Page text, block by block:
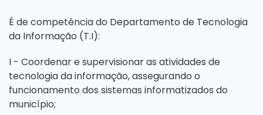
É de competência do Departamento de Tecnologia
da Informação (T.I):
I - Coordenar e supervisionar as atividades de
tecnologia da informação, assegurando o
funcionamento dos sistemas informatizados do
município;